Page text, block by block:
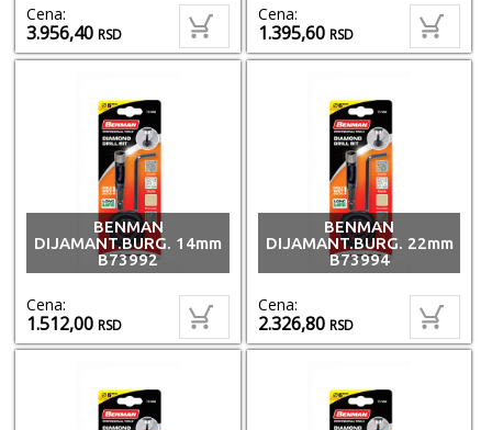
Cena:
3.956,40RSD
Cena:
1.395,60RSD
BENMAN
DIJAMANT.BURG. 14mm
B73992
Cena:
1.512,00RSD
BENMAN
DIJAMANT.BURG. 22mm
B73994
Cena:
2.326,80RSD